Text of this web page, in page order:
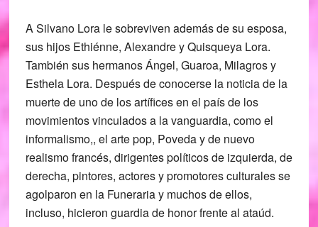
A Silvano Lora le sobreviven además de su esposa,
sus hijos Ethiénne, Alexandre y Quisqueya Lora.
También sus hermanos Ángel, Guaroa, Milagros y
Esthela Lora. Después de conocerse la noticia de la
muerte de uno de los artífices en el país de los
movimientos vinculados a la vanguardia, como el
informalismo,, el arte pop, Poveda y de nuevo
realismo francés, dirigentes políticos de izquierda, de
derecha, pintores, actores y promotores culturales se
agolparon en la Funeraria y muchos de ellos,
incluso, hicieron guardia de honor frente al ataúd.